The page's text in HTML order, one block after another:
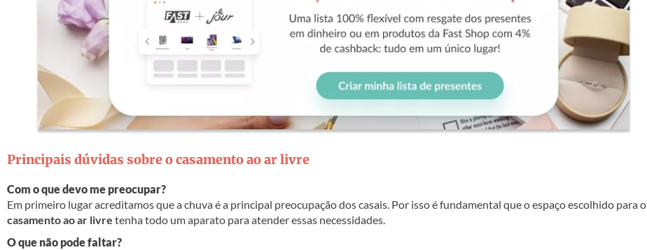
Principais dúvidas sobre o casamento ao ar livre
Com o que devo me preocupar?
Em primeiro lugar acreditamos que a chuva é a principal preocupação dos casais. Por isso é fundamental que o espaço escolhido para o
casamento ao ar livre tenha todo um aparato para atender essas necessidades.
O que não pode faltar?